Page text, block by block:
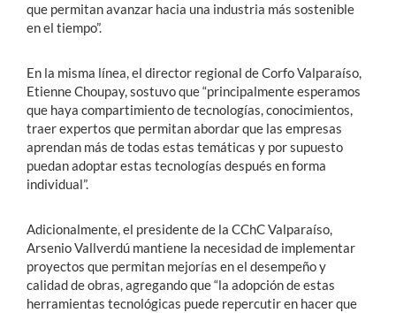
que permitan avanzar hacia una industria más sostenible
en el tiempo”.
En la misma línea, el director regional de Corfo Valparaíso,
Etienne Choupay, sostuvo que “principalmente esperamos
que haya compartimiento de tecnologías, conocimientos,
traer expertos que permitan abordar que las empresas
aprendan más de todas estas temáticas y por supuesto
puedan adoptar estas tecnologías después en forma
individual”.
Adicionalmente, el presidente de la CChC Valparaíso,
Arsenio Vallverdú mantiene la necesidad de implementar
proyectos que permitan mejorías en el desempeño y
calidad de obras, agregando que “la adopción de estas
herramientas tecnológicas puede repercutir en hacer que